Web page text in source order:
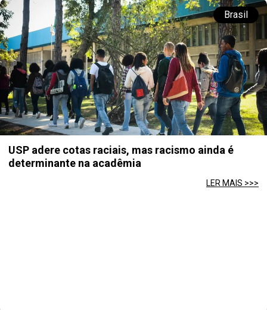
Brasil
USP adere cotas raciais, mas racismo ainda é
determinante na acadêmia
LER MAIS >>>